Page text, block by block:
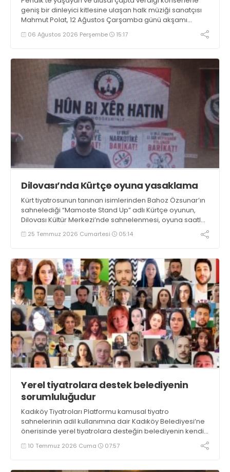
geniş bir dinleyici kitlesine ulaşan halk müziği sanatçısı
Mahmut Polat, 12 Ağustos Çarşamba günü akşamı
Darıca’da konser verecek
06 Ağustos 2026 Perşembe 15:17
Dilovası’nda Kürtçe oyuna yasaklama
Kürt tiyatrosunun tanınan isimlerinden Bahoz Özsunar’ın
sahnelediği “Mamoste Stand Up” adlı Kürtçe oyunun,
Dilovası Kültür Merkezi’nde sahnelenmesi, oyuna saatler
kala engellendi. Emniyet ile Belediye arasında sıkışan,
21.00’e doğru önü açılan oyun ileri bir tarihe ertelendi
25 Temmuz 2026 Cumartesi 05:14
Yerel tiyatrolara destek belediyenin
sorumluluğudur
Kadıköy Tiyatroları Platformu kamusal tiyatro
sahnelerinin adil kullanımına dair Kadıköy Belediyesi’ne
önerisinde yerel tiyatrolara desteğin belediyenin kendi
kültürel ekosistemine karşı sorumluluğunun sonucu
olduğunu kaydetti
10 Temmuz 2026 Cuma 07:57